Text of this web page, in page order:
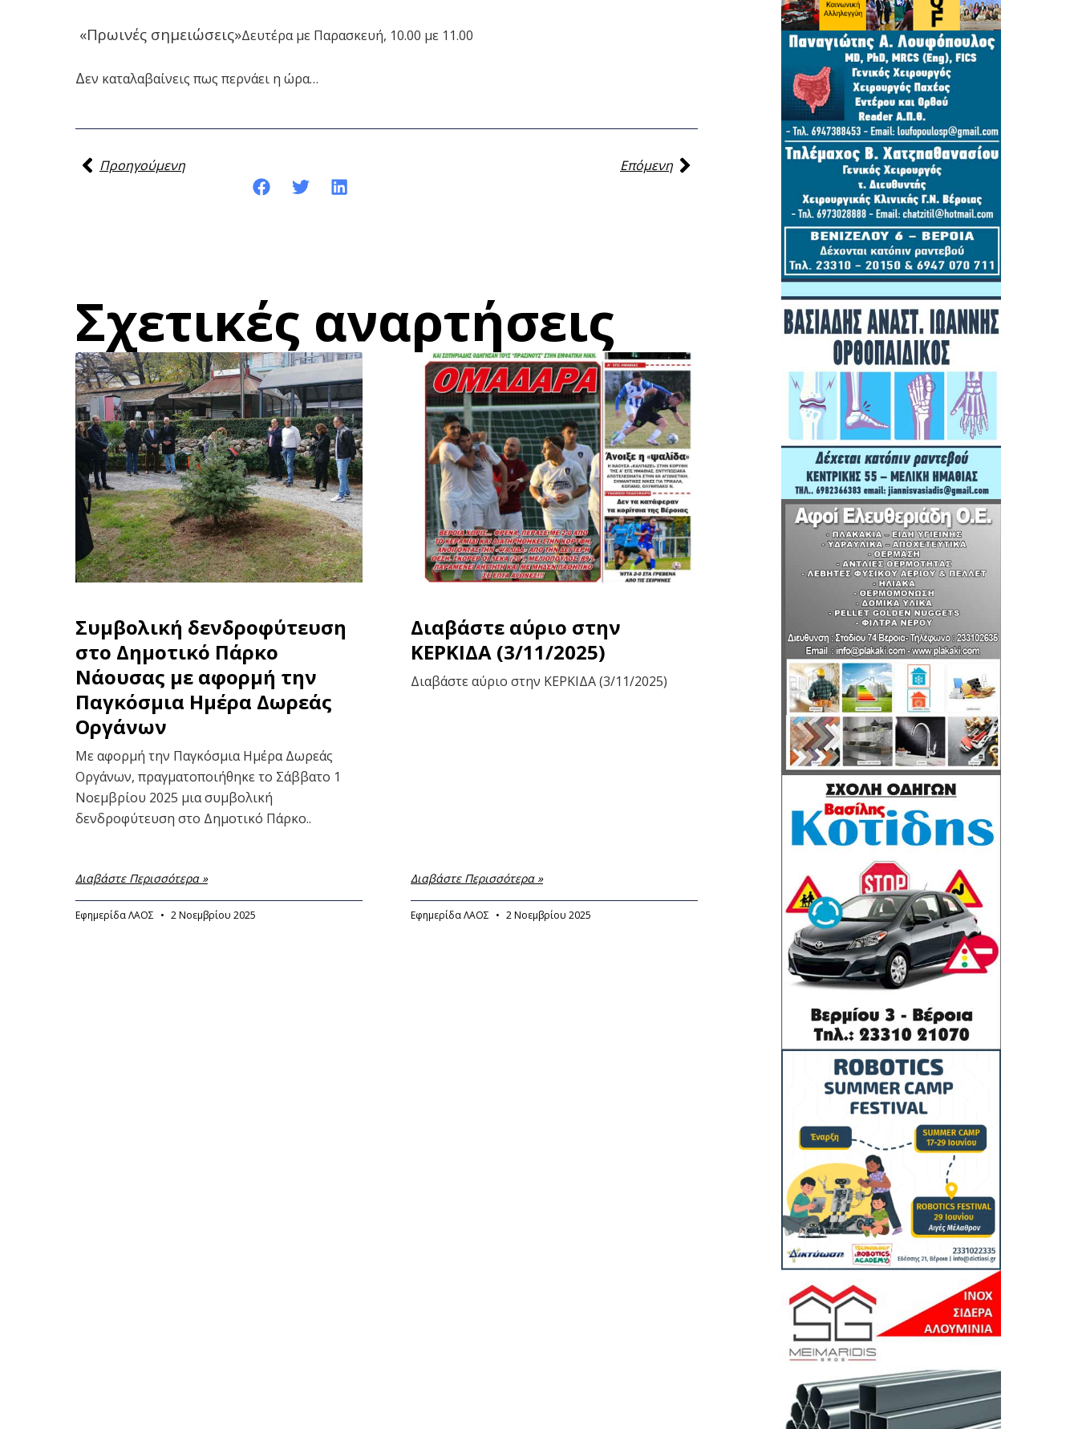
«Πρωινές σημειώσεις»Δευτέρα με Παρασκευή, 10.00 με 11.00
Δεν καταλαβαίνεις πως περνάει η ώρα…
Προηγούμενη
Επόμενη
Σχετικές αναρτήσεις
Συμβολική δενδροφύτευση
στο Δημοτικό Πάρκο
Νάουσας με αφορμή την
Παγκόσμια Ημέρα Δωρεάς
Οργάνων
Με αφορμή την Παγκόσμια Ημέρα Δωρεάς
Οργάνων, πραγματοποιήθηκε το Σάββατο 1
Νοεμβρίου 2025 μια συμβολική
δενδροφύτευση στο Δημοτικό Πάρκο..
Διαβάστε Περισσότερα »
Εφημερίδα ΛΑΟΣ 2 Νοεμβρίου 2025
Διαβάστε αύριο στην
ΚΕΡΚΙΔΑ (3/11/2025)
Διαβάστε αύριο στην ΚΕΡΚΙΔΑ (3/11/2025)
Διαβάστε Περισσότερα »
Εφημερίδα ΛΑΟΣ 2 Νοεμβρίου 2025